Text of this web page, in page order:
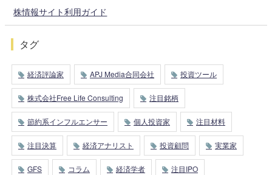
株情報サイト利用ガイド
タグ
経済評論家 APJ Media合同会社 投資ツール
株式会社Free Life Consulting 注目銘柄
節約系インフルエンサー 個人投資家 注目材料
注目決算 経済アナリスト 投資顧問 実業家
GFS コラム 経済学者 注目IPO